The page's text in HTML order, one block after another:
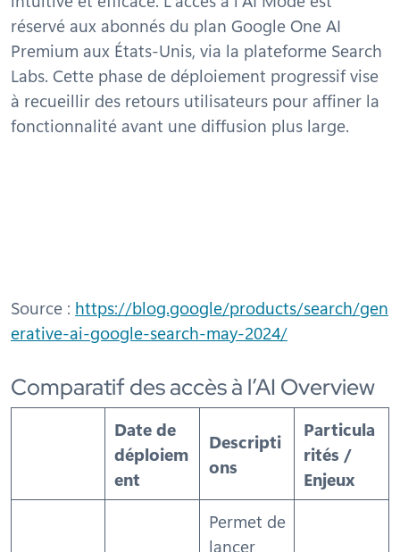
réservé aux abonnés du plan Google One AI
Premium aux États-Unis, via la plateforme Search
Labs. Cette phase de déploiement progressif vise
à recueillir des retours utilisateurs pour affiner la
fonctionnalité avant une diffusion plus large.
Source : https://blog.google/products/search/gen
erative-ai-google-search-may-2024/
Comparatif des accès à l’AI Overview
Date de
déploiem
ent
Descripti
ons
Particula
rités /
Enjeux
Permet de
lancer